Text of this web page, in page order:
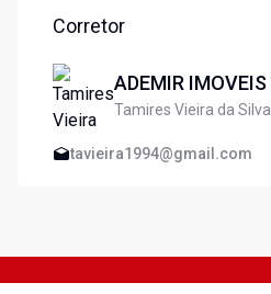
Corretor
ADEMIR IMOVEIS
Tamires Vieira da Silva
tavieira1994@gmail.com